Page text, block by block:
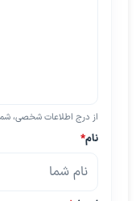
از درج اطلاعات شخصی،
نام*